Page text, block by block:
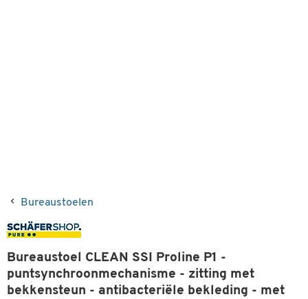
Bureaustoelen
Bureaustoel CLEAN SSI Proline P1 -
puntsynchroonmechanisme - zitting met
bekkensteun - antibacteriële bekleding - met